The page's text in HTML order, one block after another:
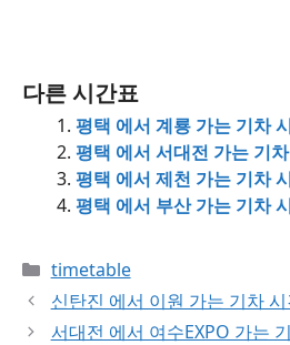
다른 시간표
평택 에서 계룡 가는 기차
평택 에서 서대전 가는 기
평택 에서 제천 가는 기차
평택 에서 부산 가는 기차
Categories
timetable
신탄진 에서 이원 가는 기차
서대전 에서 여수EXPO 가는